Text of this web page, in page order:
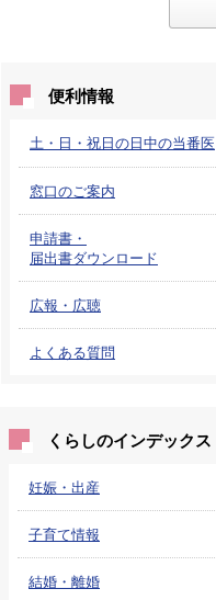
便利情報
土・日・祝日の日中の当番医
窓口のご案内
申請書・
届出書ダウンロード
広報・広聴
よくある質問
くらしのインデックス
妊娠・出産
子育て情報
結婚・離婚